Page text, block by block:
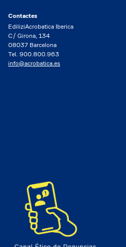
Contactes
EdiliziAcrobatica Iberica
C/ Girona, 134
08037 Barcelona
Tel. 900.800.963
info@acrobatica.es